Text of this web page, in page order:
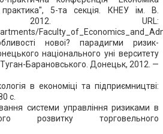
практика", 5-та секція. КНЕУ ім. В.
2012. URL:
новоі? парадигми ризик-
національного уні­ верситету
Туган-Барановського. Донецьк, 2012. —
в економіці та підприємництві:
с.
системи управління ризиками в
розвитку торговельного